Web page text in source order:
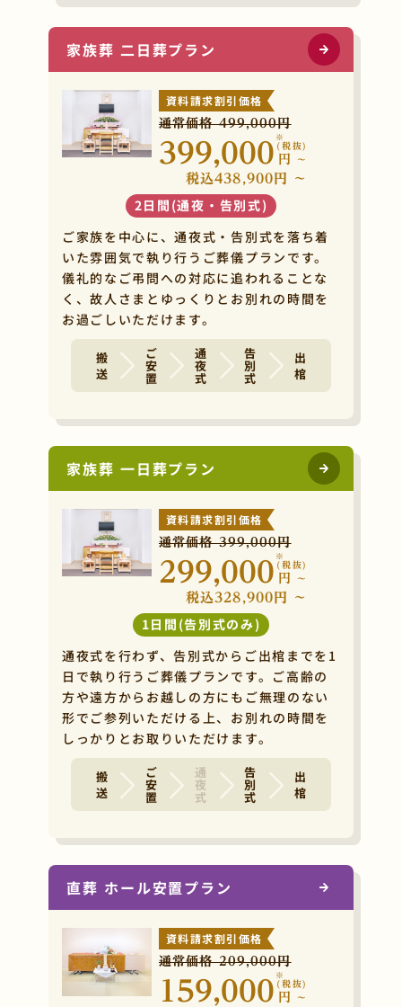
家族葬 二日葬プラン
資料請求割引価格
通常価格 499,000円
399,000
※
円
(税抜)
~
税込438,900円 ~
2日間(通夜・告別式)
ご家族を中心に、通夜式・告別式を落ち着
いた雰囲気で執り行うご葬儀プランです。
儀礼的なご弔問への対応に追われることな
く、故人さまとゆっくりとお別れの時間を
お過ごしいただけます。
搬 送 ご安置 通夜式 告別式 出 棺
家族葬 一日葬プラン
資料請求割引価格
通常価格 399,000円
299,000
※
円
(税抜)
~
税込328,900円 ~
1日間(告別式のみ)
通夜式を行わず、告別式からご出棺までを1
日で執り行うご葬儀プランです。ご高齢の
方や遠方からお越しの方にもご無理のない
形でご参列いただける上、お別れの時間を
しっかりとお取りいただけます。
搬 送 ご安置 通夜式 告別式 出 棺
直葬 ホール安置プラン
資料請求割引価格
通常価格 209,000円
159,000
※
円
(税抜)
~